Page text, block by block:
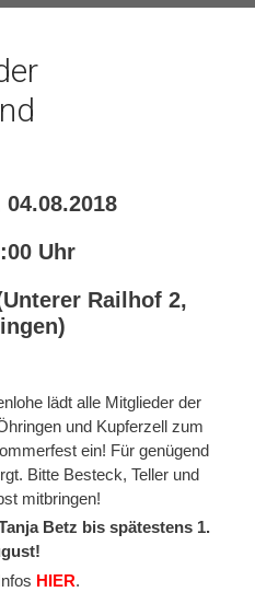
Uhr
Railhof 2,
lädt alle Mitglieder der
und Kupferzell zum
ein! Für genügend
Bitte Besteck, Teller und
mitbringen!
Betz bis spätestens 1.
HIER.